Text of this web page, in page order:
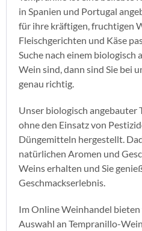
in Spanien und Portugal
für ihre kräftigen, fruchtigen
Fleischgerichten und Käse
Suche nach einem biologisch
Wein sind, dann sind Sie bei
genau richtig.
Unser biologisch
ohne den Einsatz von
Düngemitteln hergestellt.
natürlichen Aromen und
Weins erhalten und Sie
Geschmackserlebnis.
Im Online Weinhandel
Auswahl an Tempranillo-